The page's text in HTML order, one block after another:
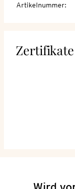
Artikelnummer: